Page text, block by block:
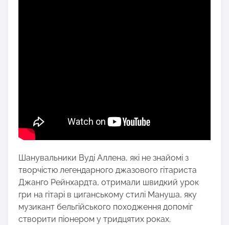
Шанувальники Вуді Аллена, які не знайомі з
творчістю легендарного джазового гітариста
Джанго Рейнхардта, отримали швидкий урок
гри на гітарі в циганському стилі Мануша, яку
музикант бельгійського походження допоміг
створити піонером у тридцятих роках.